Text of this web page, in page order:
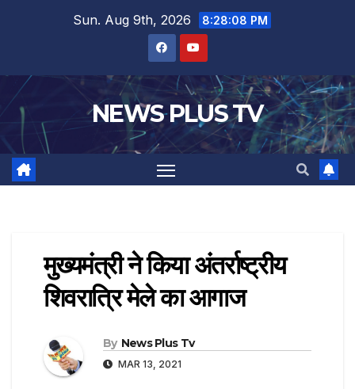
Sun. Aug 9th, 2026 8:28:08 PM
NEWS PLUS TV
मुख्यमंत्री ने किया अंतर्राष्ट्रीय
शिवरात्रि मेले का आगाज
By News Plus Tv
MAR 13, 2021